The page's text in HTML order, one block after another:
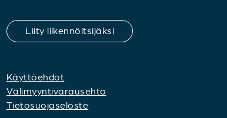
Liity liikennöitsijäksi
Käyttöehdot
Välimyyntivarausehto
Tietosuojaseloste